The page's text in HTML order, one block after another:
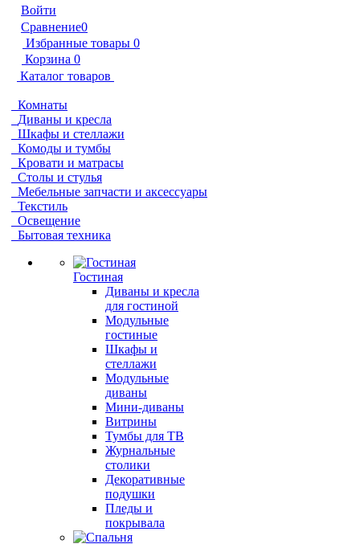
Войти
Сравнение0
Избранные товары 0
Корзина 0
Каталог товаров
Комнаты
Диваны и кресла
Шкафы и стеллажи
Комоды и тумбы
Кровати и матрасы
Столы и стулья
Мебельные запчасти и аксессуары
Текстиль
Освещение
Бытовая техника
Гостиная
Диваны и кресла
для гостиной
Модульные
гостиные
Шкафы и
стеллажи
Модульные
диваны
Мини-диваны
Витрины
Тумбы для ТВ
Журнальные
столики
Декоративные
подушки
Пледы и
покрывала